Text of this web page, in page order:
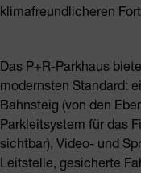
klimafreundlicheren
Das P+R-Parkhaus
modernsten Standard:
Bahnsteig (von den
Parkleitsystem für das
sichtbar), Video- und
Leitstelle, gesicherte